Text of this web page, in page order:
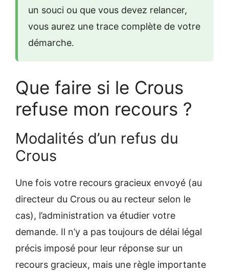
un souci ou que vous devez relancer,
vous aurez une trace complète de votre
démarche.
Que faire si le Crous
refuse mon recours ?
Modalités d’un refus du
Crous
Une fois votre recours gracieux envoyé (au
directeur du Crous ou au recteur selon le
cas), l’administration va étudier votre
demande. Il n’y a pas toujours de délai légal
précis imposé pour leur réponse sur un
recours gracieux, mais une règle importante